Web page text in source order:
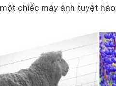
một chiếc máy ảnh tuyệt